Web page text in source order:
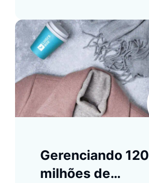
Gerenciando 120
milhões de